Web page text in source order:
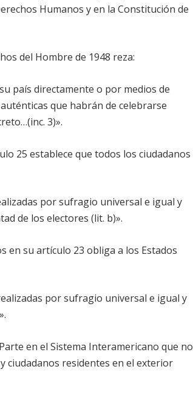
Humanos y en la Constitución de
del Hombre de 1948 reza:
país directamente o por medios de
que habrán de celebrarse
3)».
25 establece que todos los ciudadanos
por sufragio universal e igual y
de los electores (lit. b)».
en su artículo 23 obliga a los Estados
por sufragio universal e igual y
en el Sistema Interamericano que no
ciudadanos residentes en el exterior